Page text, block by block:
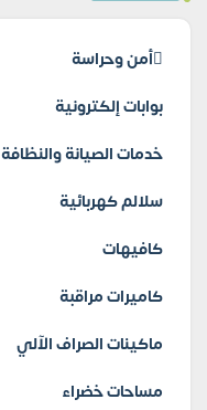
أمن وحراسة
بوابات إلكترونية
خدمات الصيانة والنظافة
سلالم كهربائية
كافيهات
كاميرات مراقبة
ماكينات الصراف الآلي
مساحات خضراء